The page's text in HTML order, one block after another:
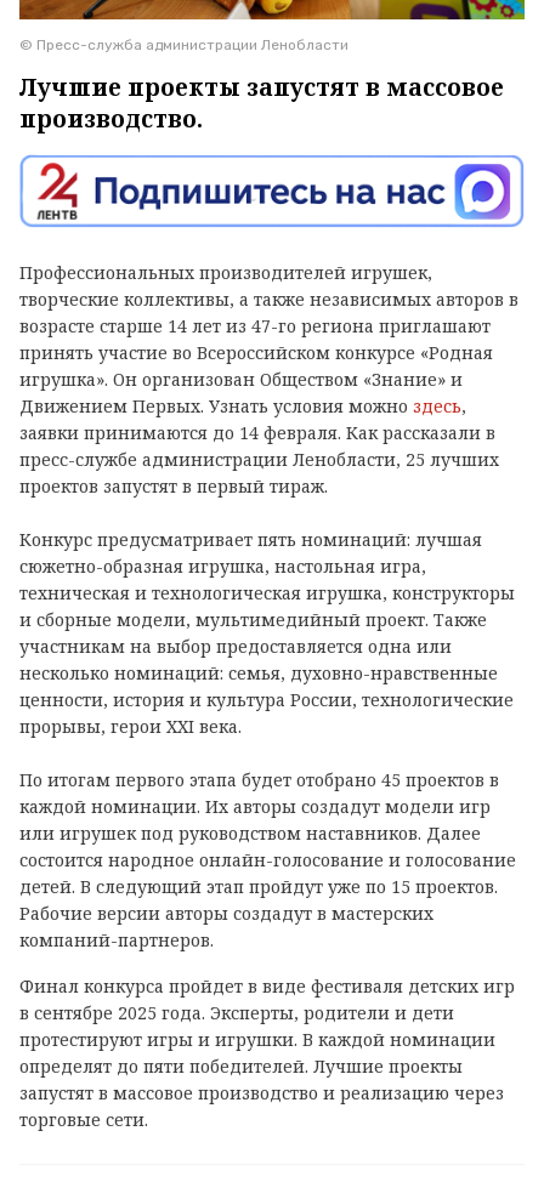
© Пресс-служба администрации Ленобласти
Лучшие проекты запустят в массовое
производство.
Профессиональных производителей игрушек,
творческие коллективы, а также независимых авторов в
возрасте старше 14 лет из 47-го региона приглашают
принять участие во Всероссийском конкурсе «Родная
игрушка». Он организован Обществом «Знание» и
Движением Первых. Узнать условия можно здесь,
заявки принимаются до 14 февраля. Как рассказали в
пресс-службе администрации Ленобласти, 25 лучших
проектов запустят в первый тираж.
Конкурс предусматривает пять номинаций: лучшая
сюжетно-образная игрушка, настольная игра,
техническая и технологическая игрушка, конструкторы
и сборные модели, мультимедийный проект. Также
участникам на выбор предоставляется одна или
несколько номинаций: семья, духовно-нравственные
ценности, история и культура России, технологические
прорывы, герои XXI века.
По итогам первого этапа будет отобрано 45 проектов в
каждой номинации. Их авторы создадут модели игр
или игрушек под руководством наставников. Далее
состоится народное онлайн-голосование и голосование
детей. В следующий этап пройдут уже по 15 проектов.
Рабочие версии авторы создадут в мастерских
компаний-партнеров.
Финал конкурса пройдет в виде фестиваля детских игр
в сентябре 2025 года. Эксперты, родители и дети
протестируют игры и игрушки. В каждой номинации
определят до пяти победителей. Лучшие проекты
запустят в массовое производство и реализацию через
торговые сети.